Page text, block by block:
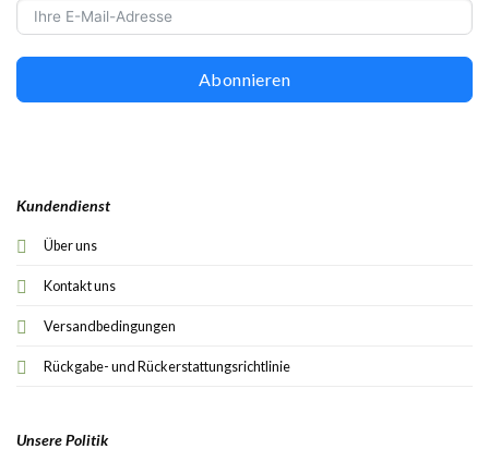
Kundendienst
Über uns
Kontakt uns
Versandbedingungen
Rückgabe- und Rückerstattungsrichtlinie
Unsere Politik
Abonnieren